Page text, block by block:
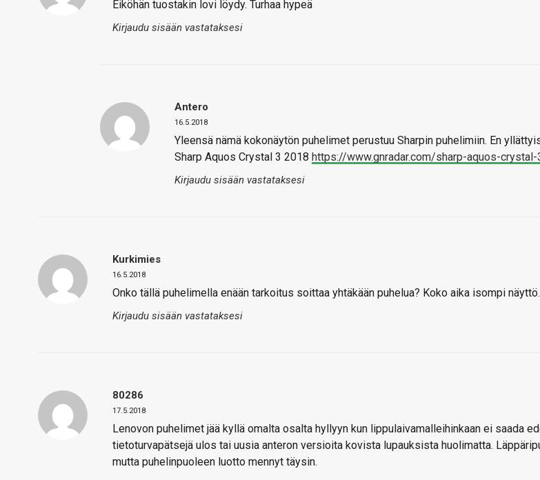
Eiköhän tuostakin lovi löydy. Turhaa hypeä
Kirjaudu sisään vastataksesi
Antero
16.5.2018
Yleensä nämä kokonäytön puhelimet perustuu Sharpin puhelimiin. En
Sharp Aquos Crystal 3 2018 https://www.gnradar.com/sharp-aquos-
Kirjaudu sisään vastataksesi
Kurkimies
16.5.2018
Onko tällä puhelimella enään tarkoitus soittaa yhtäkään puhelua? Koko aika isompi näyttö.
Kirjaudu sisään vastataksesi
80286
17.5.2018
Lenovon puhelimet jää kyllä omalta osalta hyllyyn kun lippulaivamalleihinkaan ei saada
tietoturvapätsejä ulos tai uusia anteron versioita kovista lupauksista huolimatta.
mutta puhelinpuoleen luotto mennyt täysin.